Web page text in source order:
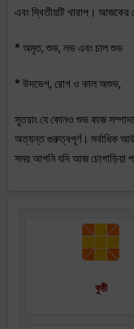
এবং দ্বিতীয়টি খারাপ। আজকের
* অমৃত, শুভ, লভ এবং চাল শুভ
* উদভেগ, রোগ ও কাল অশুভ,
সুতরাং যে কোনও শুভ কাজ
অত্যন্ত গুরুত্বপূর্ণ। সর্বাধিক
সময় আপনি যদি আজ চোগাড়িয়া
কুষ্ঠী